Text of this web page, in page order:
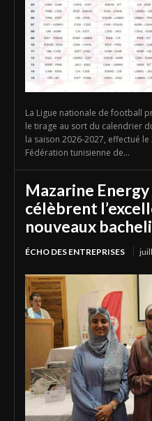
La Ligue nationale de football
le tirage au sort du calendrier
la saison 2026-2027, effectué
Fédération tunisienne de...
Mazarine Energy
célèbrent
nouveaux
ÉCHO DES ENTREPRISES